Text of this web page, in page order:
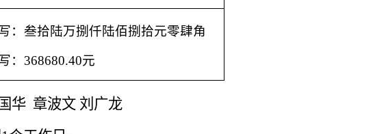
： 叁拾陆万捌仟陆佰捌拾元零肆角
： 368680.40元
华 章波文 刘广龙